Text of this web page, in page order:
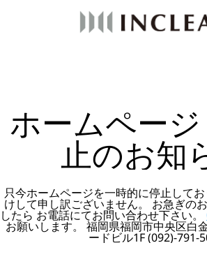
ホームペー
止のお知
只今ホームページを一時的に停止して
けして申し訳ございません。 お急ぎの
したら お電話にてお問い合わせ下さい。
お願いします。 福岡県福岡市中央区白
ードビル1F (092)-791-